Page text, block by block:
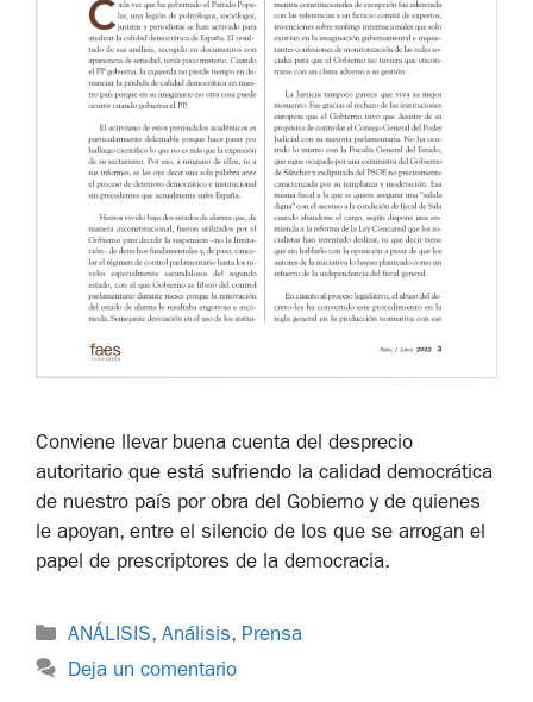
Conviene llevar buena cuenta del desprecio
autoritario que está sufriendo la calidad democrática
de nuestro país por obra del Gobierno y de quienes
le apoyan, entre el silencio de los que se arrogan el
papel de prescriptores de la democracia.
ANÁLISIS,Análisis, Prensa
Deja un comentario